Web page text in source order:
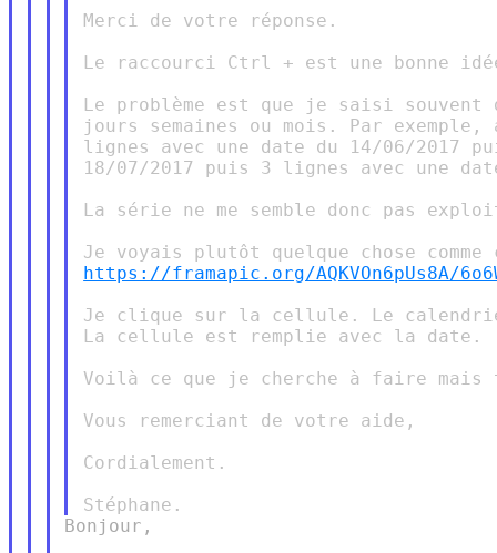
Merci de votre réponse.
Le raccourci Ctrl + est une bonne
Le problème est que je saisi souvent
jours semaines ou mois. Par
lignes avec une date du 14/06/2017
18/07/2017 puis 3 lignes avec une
La série ne me semble donc pas
https://framapic.org/AQKVOn6pUs8A/
Je clique sur la cellule. Le
La cellule est remplie avec la date.
Voilà ce que je cherche à faire mais
Vous remerciant de votre aide,
Cordialement.
Bonjour,